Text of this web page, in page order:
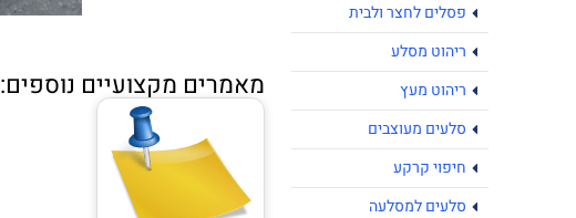
פסלים לחצר ולבית
ריהוט מסלע
ריהוט מעץ
סלעים מעוצבים
חיפוי קרקע
סלעים למסלעה
מאמרים מקצועיים נוספים: